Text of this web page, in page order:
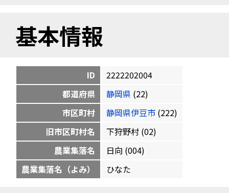
基本情報
ID
2222202004
都道府県
静岡県 (22)
市区町村
静岡県伊豆市 (222)
旧市区町村名
下狩野村 (02)
農業集落名
日向 (004)
農業集落名（よみ）
ひなた